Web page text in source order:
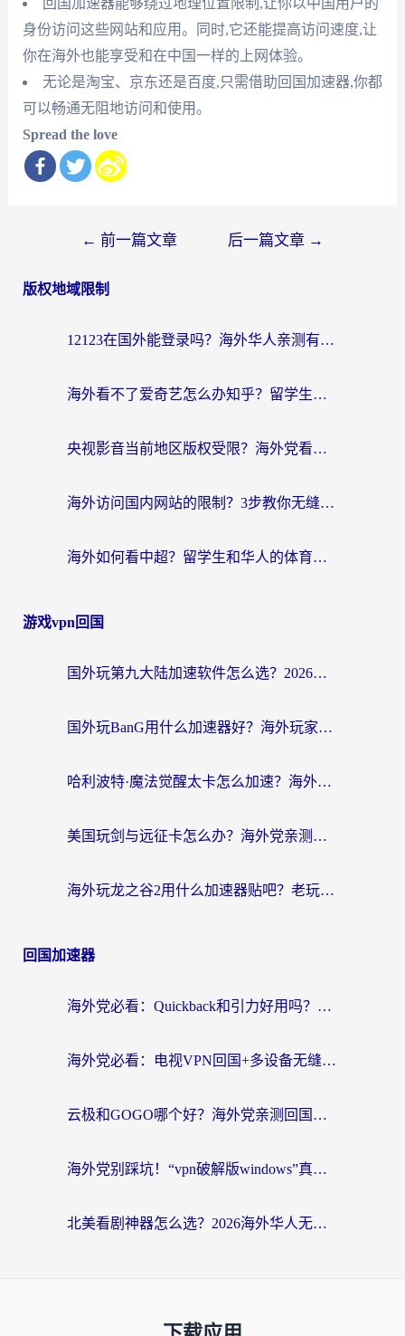
身份访问这些网站和应用。同时,它还能提高访问速度,让
你在海外也能享受和在中国一样的上网体验。
无论是淘宝、京东还是百度,只需借助回国加速器,你都
可以畅通无阻地访问和使用。
Spread the love
导
← 前一篇文章 后一篇文章 →
版权地域限制
12123在国外能登录吗？海外华人亲测有效的回国加速器选择指南
海外看不了爱奇艺怎么办知乎？留学生亲测有效的回国加速方案
央视影音当前地区版权受限？海外党看国内剧、追电视台的终极解决方案
海外访问国内网站的限制？3步教你无缝解锁国内资源（附实测最优工具）
海外如何看中超？留学生和华人的体育赛事观看终极指南（附欧洲杯奥运会观看技巧）
游戏vpn回国
国外玩第九大陆加速软件怎么选？2026终极指南帮你告别延迟卡顿
国外玩BanG用什么加速器好？海外玩家亲测的国服游戏加速终极方案
哈利波特·魔法觉醒太卡怎么加速？海外党亲测有效的国服游戏加速指南
美国玩剑与远征卡怎么办？海外党亲测有效的国服游戏加速指南
海外玩龙之谷2用什么加速器贴吧？老玩家实测推荐，附新加坡猎魂觉醒国外剑与远征加速攻略
回国加速器
海外党必看：Quickback和引力好用吗？3分钟搞懂回国加速器怎么选
海外党必看：电视VPN回国+多设备无缝访问国内资源的实用指南
云极和GOGO哪个好？海外党亲测回国加速器选择指南（附iOS免费&Windows VPN实用技巧）
海外党别踩坑！“vpn破解版windows”真的能用？教你选对回国加速器无缝刷国内资源
北美看剧神器怎么选？2026海外华人无缝访问国内资源全攻略